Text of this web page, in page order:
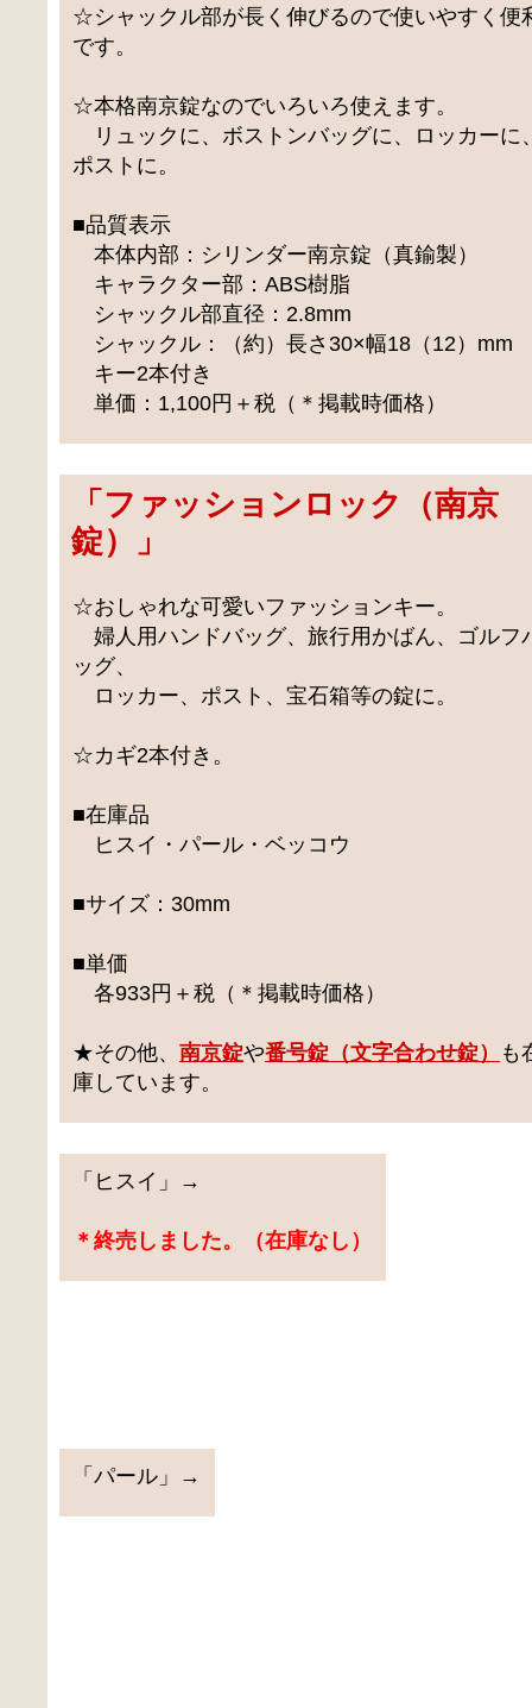
☆シャックル部が長く伸びるので使いやすく便
です。
☆本格南京錠なのでいろいろ使えます。
リュックに、ボストンバッグに、ロッカーに
ポストに。
■品質表示
本体内部：シリンダー南京錠（真鍮製）
キャラクター部：ABS樹脂
シャックル部直径：2.8mm
シャックル：（約）長さ30×幅18（12）mm
キー2本付き
単価：1,100円＋税（＊掲載時価格）
「 ファッションロック（南京
錠）
」
☆おしゃれな可愛いファッションキー。
婦人用ハンドバッグ、旅行用かばん、ゴルフ
ッグ、
ロッカー、ポスト、宝石箱等の錠に。
☆カギ2本付き。
■在庫品
ヒスイ・パール・ベッコウ
■サイズ：30mm
■単価
各933円＋税（＊掲載時価格）
★その他、南京錠や番号錠（文字合わせ錠）
も
庫しています。
「ヒスイ」→
＊終売しました。（在庫なし）
「パール」→